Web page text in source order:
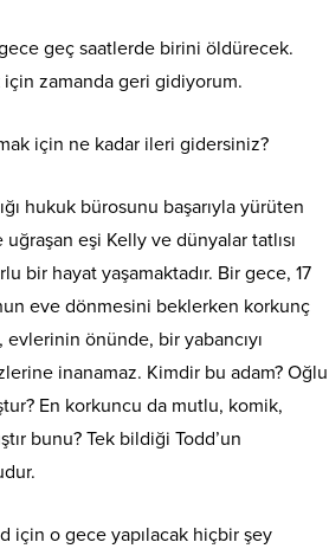
geç saatlerde birini öldürecek.
zamanda geri gidiyorum.
için ne kadar ileri gidersiniz?
hukuk bürosunu başarıyla yürüten
eşi Kelly ve dünyalar tatlısı
bir hayat yaşamaktadır. Bir gece, 17
eve dönmesini beklerken korkunç
evlerinin önünde, bir yabancıyı
inanamaz. Kimdir bu adam? Oğlu
En korkuncu da mutlu, komik,
bunu? Tek bildiği Todd’un
için o gece yapılacak hiçbir şey